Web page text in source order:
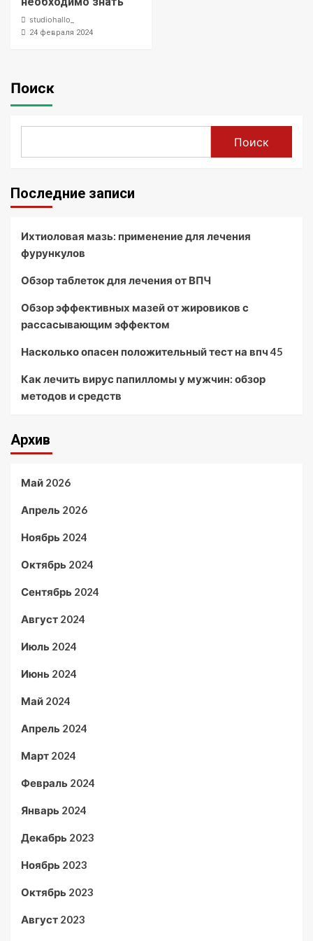
studiohallo_
24 февраля 2024
Поиск
Поиск
Последние записи
Ихтиоловая мазь: применение для лечения
фурункулов
Обзор таблеток для лечения от ВПЧ
Обзор эффективных мазей от жировиков с
рассасывающим эффектом
Насколько опасен положительный тест на впч 45
Как лечить вирус папилломы у мужчин: обзор
методов и средств
Архив
Май 2026
Апрель 2026
Ноябрь 2024
Октябрь 2024
Сентябрь 2024
Август 2024
Июль 2024
Июнь 2024
Май 2024
Апрель 2024
Март 2024
Февраль 2024
Январь 2024
Декабрь 2023
Ноябрь 2023
Октябрь 2023
Август 2023